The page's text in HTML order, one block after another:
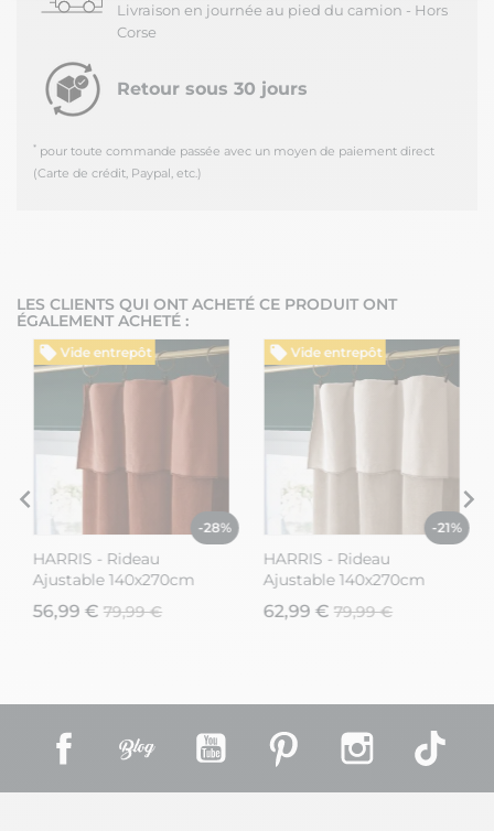
Notre plateforme vous permet d'adapter et de gérer vos
Livraison en journée au pied du camion - Hors
Corse
Retour sous 30 jours
* pour toute commande passée avec un moyen de paiement direct
(Carte de crédit, Paypal, etc.)
LES CLIENTS QUI ONT ACHETÉ CE PRODUIT ONT
ÉGALEMENT ACHETÉ :
Vide entrepôt
-28%
HARRIS - Rideau
Ajustable 140x270cm
Velours de Coton
Terracotta + 8 Anneaux
56,99 € 79,99 €
Vide entrepôt
-21%
HARRIS - Rideau
Ajustable 140x270cm
Velours de Coton Pampa
+ 8 Anneaux Pince
62,99 € 79,99 €
Facebook YouTube Pinterest Instagram